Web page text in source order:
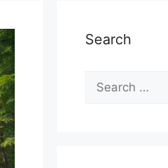
Search
Search
for: